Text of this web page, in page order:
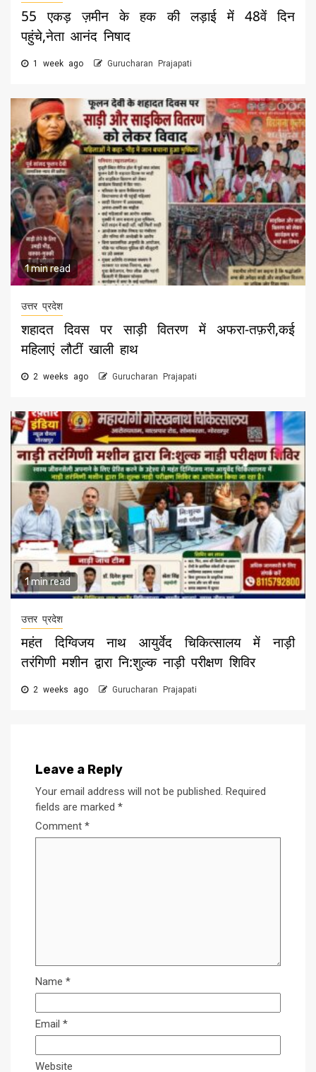
55 एकड़ ज़मीन के हक की लड़ाई में 48वें दिन
पहुंचे,नेता आनंद निषाद
1 week ago Gurucharan Prajapati
1 min read
उत्तर प्रदेश
शहादत दिवस पर साड़ी वितरण में अफरा-तफ़री,कई
महिलाएं लौटीं खाली हाथ
2 weeks ago Gurucharan Prajapati
1 min read
उत्तर प्रदेश
महंत दिग्विजय नाथ आयुर्वेद चिकित्सालय में नाड़ी
तरंगिणी मशीन द्वारा नि:शुल्क नाड़ी परीक्षण शिविर
2 weeks ago Gurucharan Prajapati
Leave a Reply
Your email address will not be published. Required
fields are marked *
Comment *
Name *
Email *
Website